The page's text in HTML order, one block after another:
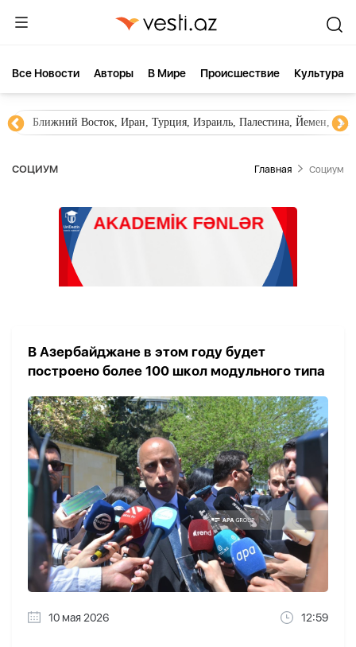
Все Новости Aвторы В Мире Происшествие Культура
Ближний Восток, Иран, Турция, Израиль, Палестина, Йемен,
СОЦИУМ Главная Социум
В Азербайджане в этом году будет
построено более 100 школ модульного типа
10 мая 2026 12:59